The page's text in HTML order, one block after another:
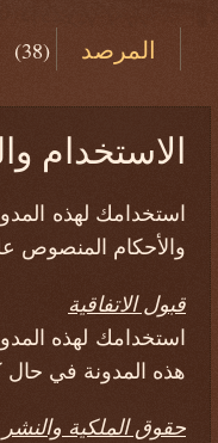
المرصد
(38)
الاستخدام
والأحكام المنصوص
قبول الاتفاقية
استخدامك لهذه
هذه المدونة في
حقوق الملكية والنشر